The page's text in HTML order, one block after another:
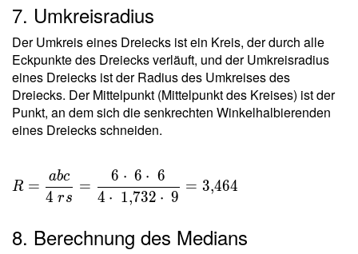
\dfrac{
15{,}588
}{ 9 } =
1{,}732
7. Umkreisradius
Der Umkreis eines Dreiecks ist ein Kreis, der durch alle
Eckpunkte des Dreiecks verläuft, und der Umkreisradius
eines Dreiecks ist der Radius des Umkreises des
Dreiecks. Der Mittelpunkt (Mittelpunkt des Kreises) ist der
Punkt, an dem sich die senkrechten Winkelhalbierenden
eines Dreiecks schneiden.
R =
\dfrac{
4 \ r s }
R =
4 rs
abc
=
4 ⋅ 1,732 ⋅ 9
6 ⋅ 6 ⋅ 6
= 3,464
8. Berechnung des Medians